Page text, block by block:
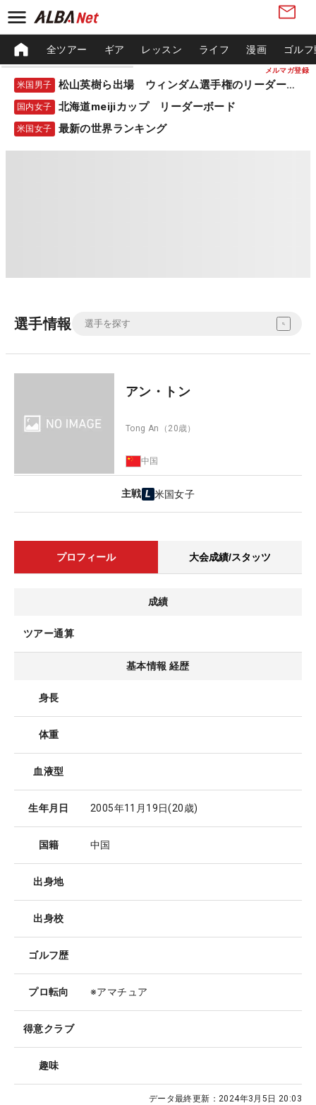
メルマガ登録
全ツアー ギア レッスン ライフ 漫画 ゴル
米国男子 松山英樹ら出場 ウィンダム選手権のリーダーボード
国内女子 北海道meijiカップ リーダーボード
米国女子 最新の世界ランキング
選手情報
アン・トン
Tong An （20歳）
中国
主戦 米国女子
プロフィール 大会成績/スタッツ
成績
ツアー通算
基本情報 経歴
身長
体重
血液型
生年月日 2005年11月19日(20歳)
国籍 中国
出身地
出身校
ゴルフ歴
プロ転向 ※アマチュア
得意クラブ
趣味
データ最終更新： 2024年3月5日 20:03